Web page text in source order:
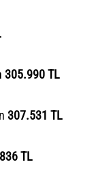
305.990 TL
307.531 TL
TL